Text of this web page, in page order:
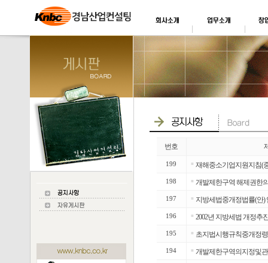
번호
199 ■ 재해중소기업지원지침(
198 ■ 개발제한구역 해제권한
197 ■ 지방세법중개정법률(안)
196 ■ 2002년 지방세법 개정추
195 ■ 초지법시행규칙중개정
194 ■ 개발제한구역의지정및